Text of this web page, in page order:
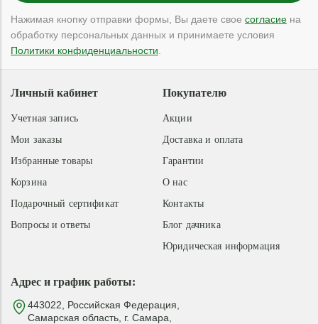
Нажимая кнопку отправки формы, Вы даете свое согласие на
обработку персональных данных и принимаете условия
Политики конфиденциальности
Адрес и график работы:
443022, Российская Федерация,
Самарская область, г. Самара,
Покупателю
Акции
Доставка и оплата
Гарантии
О нас
Контакты
Блог дачника
Юридическая информация
Личный кабинет
Учетная запись
Мои заказы
Избранные товары
Корзина
Подарочный сертификат
Вопросы и ответы